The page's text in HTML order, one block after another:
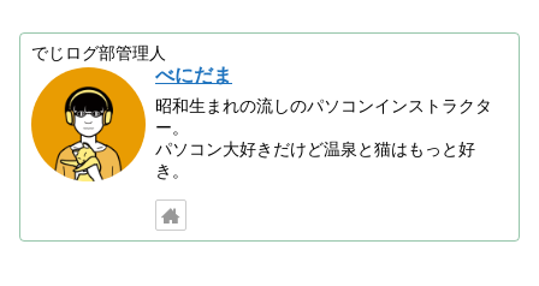
でじログ部管理人
べにだま
昭和生まれの流しのパソコンインストラクタ
ー。
パソコン大好きだけど温泉と猫はもっと好
き。